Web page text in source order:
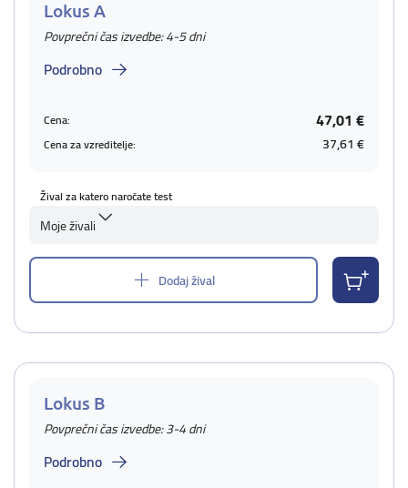
Lokus A
Povprečni čas izvedbe: 4-5 dni
Podrobno
Cena: 47,01 €
Cena za vzreditelje: 37,61 €
Žival za katero naročate test
Moje živali
Dodaj žival
Lokus B
Povprečni čas izvedbe: 3-4 dni
Podrobno